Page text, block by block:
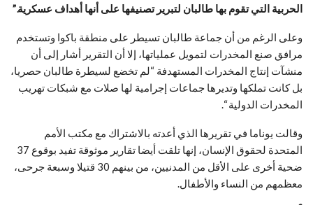
الحربية التي تقوم بها طالبان لتبرير تصنيفها على أنها أهداف عسكرية.”
وعلى الرغم من أن جماعة طالبان تسيطر على منطقة باكوا وتستخدم
مرافق صنع المخدرات لتمويل عملياتها، إلا أن التقرير أشار إلى أن
منشآت إنتاج المخدرات المستهدفة “لم تخضع لسيطرة طالبان حصريا،
بل كانت تملكها وتديرها جماعات إجرامية لها صلات مع شبكات تهريب
المخدرات الدولية “.
وقالت يوناما في تقريرها الذي أعدته بالاشتراك مع مكتب الأمم
المتحدة لحقوق الإنسان، إنها تلقت أيضا تقارير موثوقة تفيد بوقوع 37
ضحية أخرى على الأقل من المدنيين، من بينهم 30 قتيلا وسبعة جرحى،
معظمهم من النساء والأطفال.